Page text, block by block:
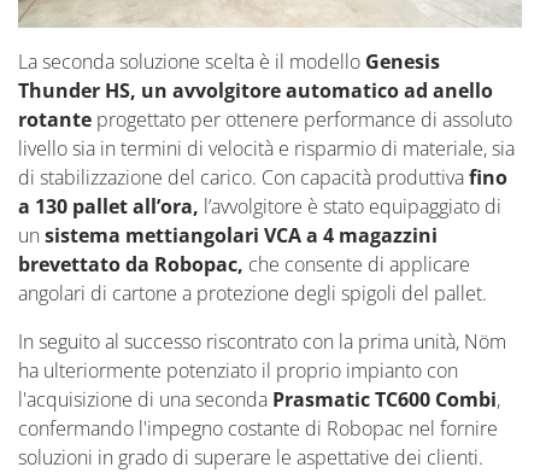
La seconda soluzione scelta è il modello Genesis
Thunder HS, un avvolgitore automatico ad anello
rotante progettato per ottenere performance di assoluto
livello sia in termini di velocità e risparmio di materiale, sia
di stabilizzazione del carico. Con capacità produttivafino
a 130 pallet all’ora, l’avvolgitore è stato equipaggiato di
un sistema mettiangolari VCA a 4 magazzini
brevettato da Robopac, che consente di applicare
angolari di cartone a protezione degli spigoli del pallet.
In seguito al successo riscontrato con la prima unità, Nöm
ha ulteriormente potenziato il proprio impianto con
l'acquisizione di una seconda Prasmatic TC600 Combi,
confermando l'impegno costante di Robopac nel fornire
soluzioni in grado di superare le aspettative dei clienti.